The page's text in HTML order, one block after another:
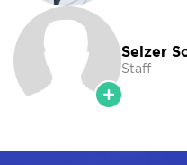
Selzer
Staff